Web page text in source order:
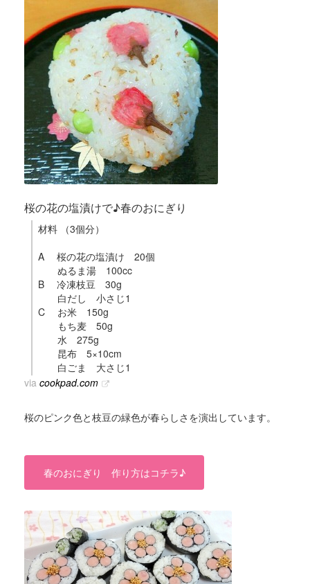
桜の花の塩漬けで♪春のおにぎり
材料 （3個分）
A 桜の花の塩漬け 20個
ぬるま湯 100cc
B 冷凍枝豆 30g
白だし 小さじ1
C お米 150g
もち麦 50g
水 275g
昆布 5×10cm
白ごま 大さじ1
via cookpad.com
桜のピンク色と枝豆の緑色が春らしさを演出しています。
春のおにぎり 作り方はコチラ♪